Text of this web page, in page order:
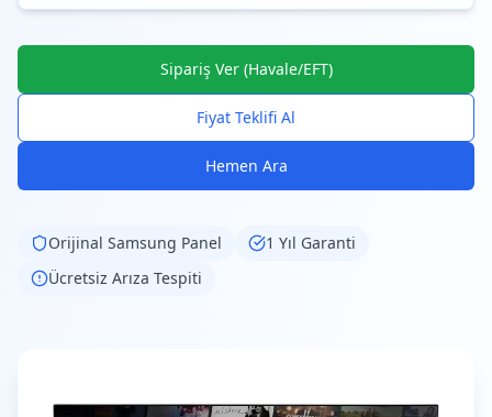
Sipariş Ver (Havale/EFT)
Fiyat Teklifi Al
Hemen Ara
Orijinal Samsung Panel
1 Yıl Garanti
Ücretsiz Arıza Tespiti